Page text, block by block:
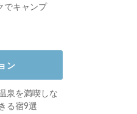
でキャンプ
ン
泉を満喫しな
る宿9選